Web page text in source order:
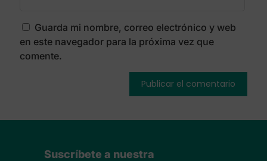
Guarda mi nombre, correo electrónico y web
en este navegador para la próxima vez que
comente.
Suscríbete a nuestra